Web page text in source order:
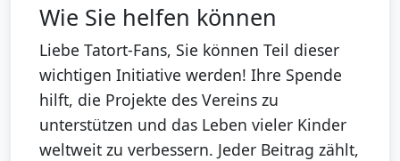
Wie Sie helfen können
Liebe Tatort-Fans, Sie können Teil dieser
wichtigen Initiative werden! Ihre Spende
hilft, die Projekte des Vereins zu
unterstützen und das Leben vieler Kinder
weltweit zu verbessern. Jeder Beitrag zählt,